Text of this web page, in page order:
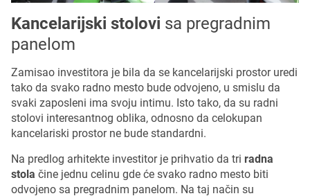
Kancelarijski stolovi sa pregradnim
panelom
Zamisao investitora je bila da se kancelarijski prostor uredi
tako da svako radno mesto bude odvojeno, u smislu da
svaki zaposleni ima svoju intimu. Isto tako, da su radni
stolovi interesantnog oblika, odnosno da celokupan
kancelariski prostor ne bude standardni.
Na predlog arhitekte investitor je prihvatio da tri radna
stola čine jednu celinu gde će svako radno mesto biti
odvojeno sa pregradnim panelom. Na taj način su